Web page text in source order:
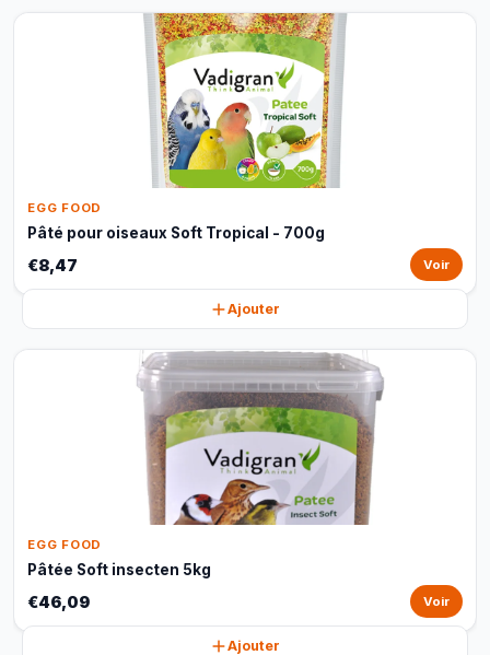
EGG FOOD
Pâté pour oiseaux Soft Tropical - 700g
€8,47 Voir
Ajouter
EGG FOOD
Pâtée Soft insecten 5kg
€46,09 Voir
Ajouter